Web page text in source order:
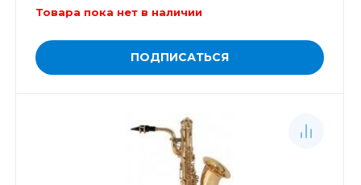
Товара пока нет в наличии
ПОДПИСАТЬСЯ